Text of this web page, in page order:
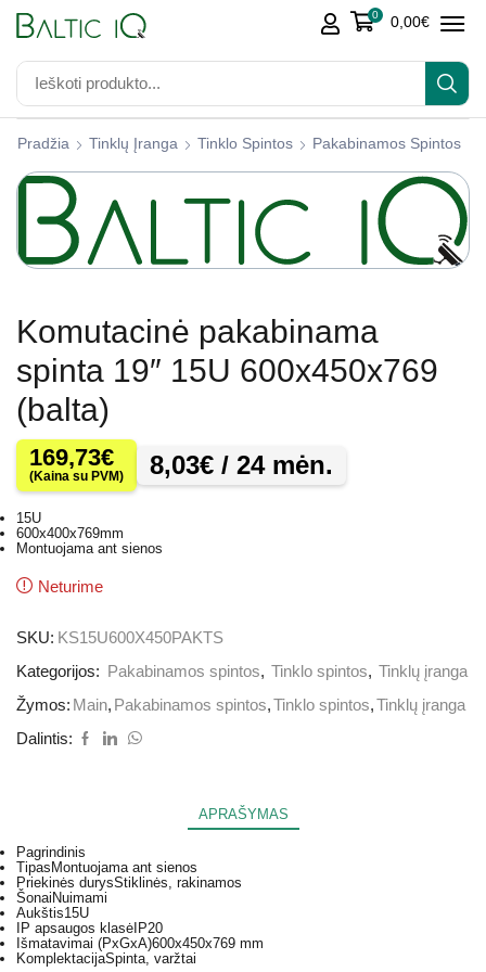
0 0,00€
Pradžia Tinklų Įranga Tinklo Spintos Pakabinamos Spintos
Komutacinė pakabinama
spinta 19″ 15U 600x450x769
(balta)
169,73€
(Kaina su PVM) 8,03€ / 24 mėn.
15U
600x400x769mm
Montuojama ant sienos
Neturime
SKU: KS15U600X450PAKTS
Kategorijos: Pakabinamos spintos, Tinklo spintos, Tinklų įranga
Žymos: Main, Pakabinamos spintos,Tinklo spintos,Tinklų įranga
Dalintis:
APRAŠYMAS
Pagrindinis
Tipas Montuojama ant sienos
Priekinės durysStiklinės, rakinamos
Šonai Nuimami
Aukštis15U
IP apsaugos klasė IP20
Išmatavimai (PxGxA)600x450x769 mm
KomplektacijaSpinta, varžtai